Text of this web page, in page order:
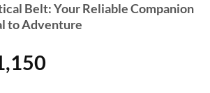
Belt: Your Reliable Companion
to Adventure
Current